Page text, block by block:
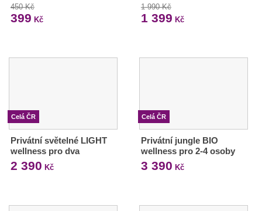
450 Kč
399 Kč
1 990 Kč
1 399 Kč
Celá ČR
Privátní světelné LIGHT
wellness pro dva
2 390 Kč
Celá ČR
Privátní jungle BIO
wellness pro 2-4 osoby
3 390 Kč